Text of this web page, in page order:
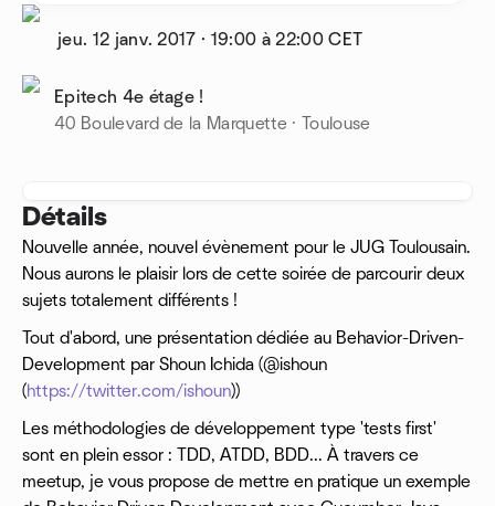
jeu. 12 janv. 2017 · 19:00 à 22:00 CET
Epitech 4e étage !
40 Boulevard de la Marquette · Toulouse
Détails
Nouvelle année, nouvel évènement pour le JUG Toulousain.
Nous aurons le plaisir lors de cette soirée de parcourir deux
sujets totalement différents !
Tout d'abord, une présentation dédiée au Behavior-Driven-
Development par Shoun Ichida (@ishoun
(https://twitter.com/ishoun))
Les méthodologies de développement type 'tests first'
sont en plein essor : TDD, ATDD, BDD... À travers ce
meetup, je vous propose de mettre en pratique un exemple